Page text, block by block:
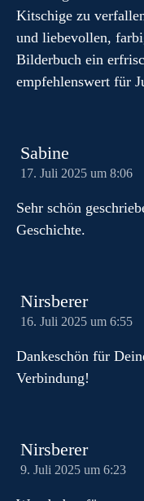
Kitschige zu
und liebevollen,
Bilderbuch ein
empfehlenswert für
Sabine
17. Juli 2025 um 8:06
Sehr schön
Geschichte.
Nirsberer
16. Juli 2025 um 6:55
Dankeschön für
Verbindung!
Nirsberer
9. Juli 2025 um 6:23